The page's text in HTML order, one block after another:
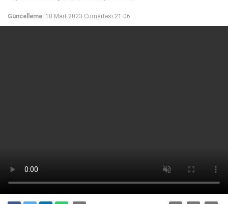
Güncelleme: 18 Mart 2023 Cumartesi 21:06